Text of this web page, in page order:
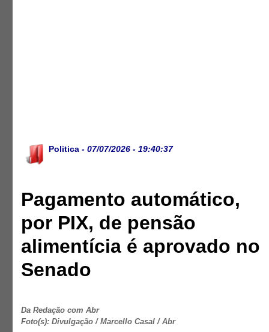
Politica - 07/07/2026 - 19:40:37
Pagamento automático,
por PIX, de pensão
alimentícia é aprovado no
Senado
Da Redação com Abr
Foto(s): Divulgação / Marcello Casal / Abr